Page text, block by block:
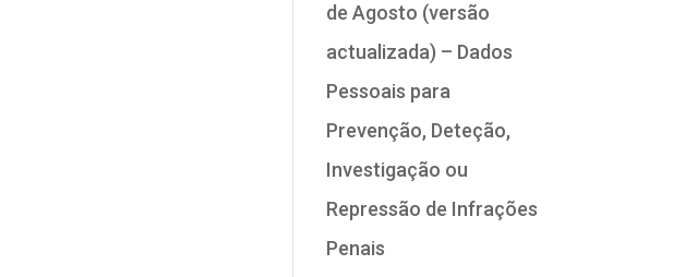
de Agosto (versão
actualizada) – Dados
Pessoais para
Prevenção, Deteção,
Investigação ou
Repressão de Infrações
Penais